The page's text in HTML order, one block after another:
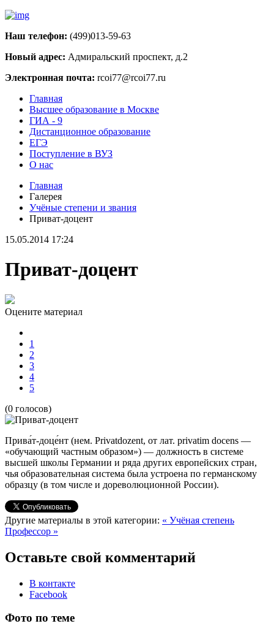
Наш телефон: (499)013-59-63
Новый адрес: Адмиральский проспект, д.2
Электронная почта: rcoi77@rcoi77.ru
Главная
Высшее образование в Москве
ГИА - 9
Дистанционное образование
ЕГЭ
Поступление в ВУЗ
О нас
Главная
Галерея
Учёные степени и звания
Приват-доцент
15.05.2014 17:24
Приват-доцент
Оцените материал
1
2
3
4
5
(0 голосов)
Прива́т-доце́нт (нем. Privatdozent, от лат. privatim docens —
«обучающий частным образом») — должность в системе
высшей школы Германии и ряда других европейских стран,
чья образовательная система была устроена по германскому
образцу (в том числе и дореволюционной России).
Другие материалы в этой категории: « Учёная степень
Профессор »
Оставьте свой комментарий
В контакте
Facebook
Фото по теме